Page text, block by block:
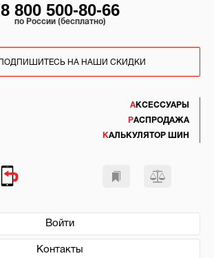
АКСЕССУАРЫ
РАСПРОДАЖА
КАЛЬКУЛЯТОР ШИН
Войти
Контакты
8 800 500-80-66
по России (бесплатно)
ПОДПИШИТЕСЬ НА НАШИ СКИДКИ